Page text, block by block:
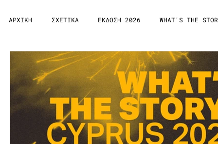
ΑΡΧΙΚΗ ΣΧΕΤΙΚΑ ΕΚΔΟΣΗ 2026 WHAT'S THE